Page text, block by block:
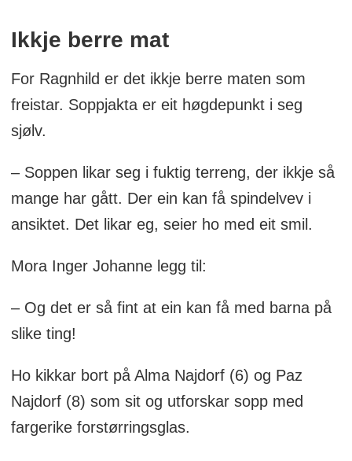
Ikkje berre mat
For Ragnhild er det ikkje berre maten som
freistar. Soppjakta er eit høgdepunkt i seg
sjølv.
– Soppen likar seg i fuktig terreng, der ikkje så
mange har gått. Der ein kan få spindelvev i
ansiktet. Det likar eg, seier ho med eit smil.
Mora Inger Johanne legg til:
– Og det er så fint at ein kan få med barna på
slike ting!
Ho kikkar bort på Alma Najdorf (6) og Paz
Najdorf (8) som sit og utforskar sopp med
fargerike forstørringsglas.